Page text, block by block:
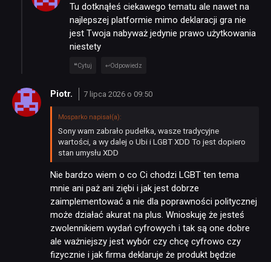
Tu dotknąłeś ciekawego tematu ale nawet na
najlepszej platformie mimo deklaracji gra nie
jest Twoja nabyważ jedynie prawo użytkowania
niestety
Cytuj Odpowiedz
Piotr. 7 lipca 2026 o 09:50
Mosparko napisał(a):
Sony wam zabrało pudełka, wasze tradycyjne
wartości, a wy dalej o Ubi i LGBT XDD To jest dopiero
stan umysłu XDD
Nie bardzo wiem o co Ci chodzi LGBT ten tema
mnie ani paż ani ziębi i jak jest dobrze
zaimplementować a nie dla poprawności politycznej
może działać akurat na plus. Wnioskuję że jesteś
zwolennikiem wydań cyfrowych i tak są one dobre
ale ważniejszy jest wybór czy chcę cyfrowo czy
fizycznie i jak firma deklaruje że produkt będzie